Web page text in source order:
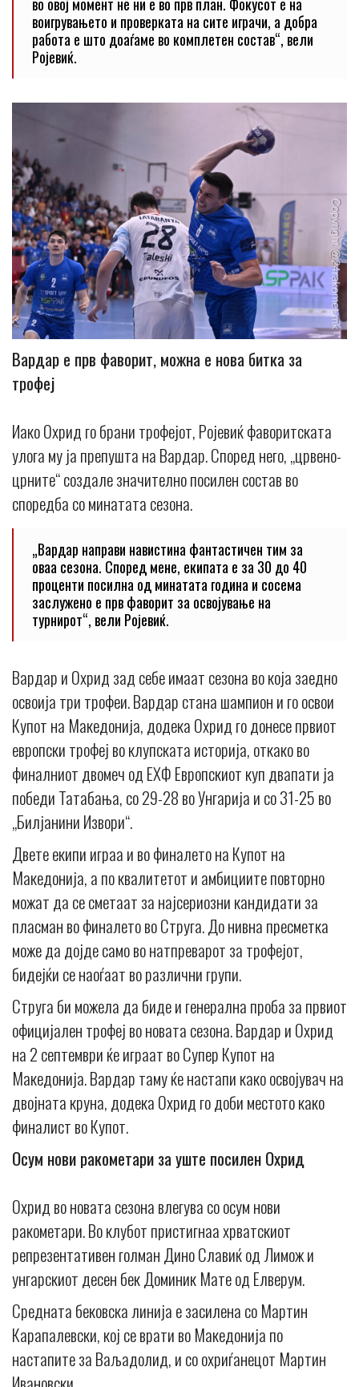
воигрувањето и проверката на сите играчи, а добра
работа е што доаѓаме во комплетен состав“, вели
Ројевиќ.
Вардар е прв фаворит, можна е нова битка за
трофеј
Иако Охрид го брани трофејот, Ројевиќ фаворитската
улога му ја препушта на Вардар. Според него, „црвено-
црните“ создале значително посилен состав во
споредба со минатата сезона.
„Вардар направи навистина фантастичен тим за
оваа сезона. Според мене, екипата е за 30 до 40
проценти посилна од минатата година и сосема
заслужено е прв фаворит за освојување на
турнирот“, вели Ројевиќ.
Вардар и Охрид зад себе имаат сезона во која заедно
освоија три трофеи. Вардар стана шампион и го освои
Купот на Македонија, додека Охрид го донесе првиот
европски трофеј во клупската историја, откако во
финалниот двомеч од ЕХФ Европскиот куп двапати ја
победи Татабања, со 29-28 во Унгарија и со 31-25 во
„Билјанини Извори“.
Двете екипи играа и во финалето на Купот на
Македонија, а по квалитетот и амбициите повторно
можат да се сметаат за најсериозни кандидати за
пласман во финалето во Струга. До нивна пресметка
може да дојде само во натпреварот за трофејот,
бидејќи се наоѓаат во различни групи.
Струга би можела да биде и генерална проба за првиот
официјален трофеј во новата сезона. Вардар и Охрид
на 2 септември ќе играат во Супер Купот на
Македонија. Вардар таму ќе настапи како освојувач на
двојната круна, додека Охрид го доби местото како
финалист во Купот.
Осум нови ракометари за уште посилен Охрид
Охрид во новата сезона влегува со осум нови
ракометари. Во клубот пристигнаа хрватскиот
репрезентативен голман Дино Славиќ од Лимож и
унгарскиот десен бек Доминик Мате од Елверум.
Средната бековска линија е засилена со Мартин
Карапалевски, кој се врати во Македонија по
настапите за Ваљадолид, и со охриѓанецот Мартин